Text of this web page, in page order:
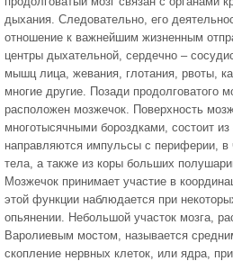
дыхания. Следовательно, его
отношение к важнейшим жизненным
центры дыхательной, сердечно –
мышц лица, жевания, глотания, рвоты,
многие другие. Позади продолговатого
расположен мозжечок. Поверхность
многотысячными бороздками, состоит
направляются импульсы с периферии, в
тела, а также из коры больших
Мозжечок принимает участие в
этой функции наблюдается при
опьянении. Небольшой участок мозга,
Варолиевым мостом, называется
скопление нервных клеток, или ядра,